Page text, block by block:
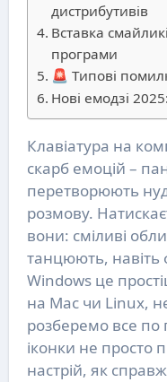
дистрибутивів
Вставка
програми
🚨 Типові
Нові емодзі
Клавіатура на комп’ютері ховає справжній
скарб емоцій –
перетворюють
розмову.
вони: сміливі
танцюють, навіть
Windows це
на Mac чи Linux,
розберемо все по
іконки не просто
настрій, як